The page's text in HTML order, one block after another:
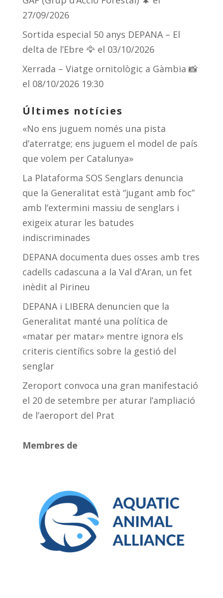
27/09/2026
Sortida especial 50 anys DEPANA – El
delta de l’Ebre 🦅 el 03/10/2026
Xerrada – Viatge ornitològic a Gàmbia 📸
el 08/10/2026 19:30
Últimes notícies
«No ens juguem només una pista
d’aterratge; ens juguem el model de país
que volem per Catalunya»
La Plataforma SOS Senglars denuncia
que la Generalitat està “jugant amb foc”
amb l’extermini massiu de senglars i
exigeix aturar les batudes
indiscriminades
DEPANA documenta dues osses amb tres
cadells cadascuna a la Val d’Aran, un fet
inèdit al Pirineu
DEPANA i LIBERA denuncien que la
Generalitat manté una política de
«matar per matar» mentre ignora els
criteris científics sobre la gestió del
senglar
Zeroport convoca una gran manifestació
el 20 de setembre per aturar l’ampliació
de l’aeroport del Prat
Membres de